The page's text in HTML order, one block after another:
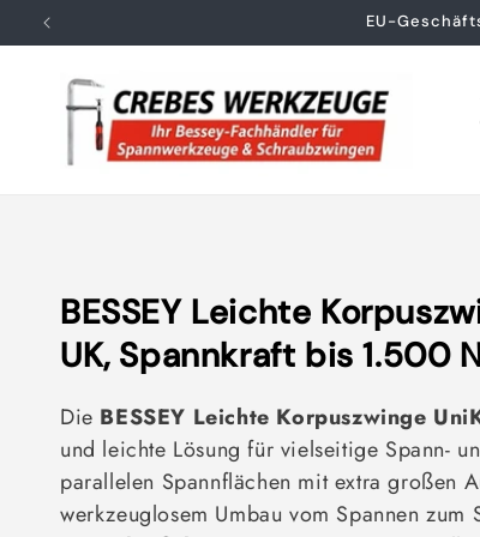
zum
Inhalt
K
a
t
e
g
o
BESSEY Leichte
UK, Spannkraft bis 1.500
Die BESSEY Leichte Korpuszwinge
und leichte Lösung für vielseitige Spann-
parallelen Spannflächen mit extra großen
werkzeuglosem Umbau vom Spannen zum